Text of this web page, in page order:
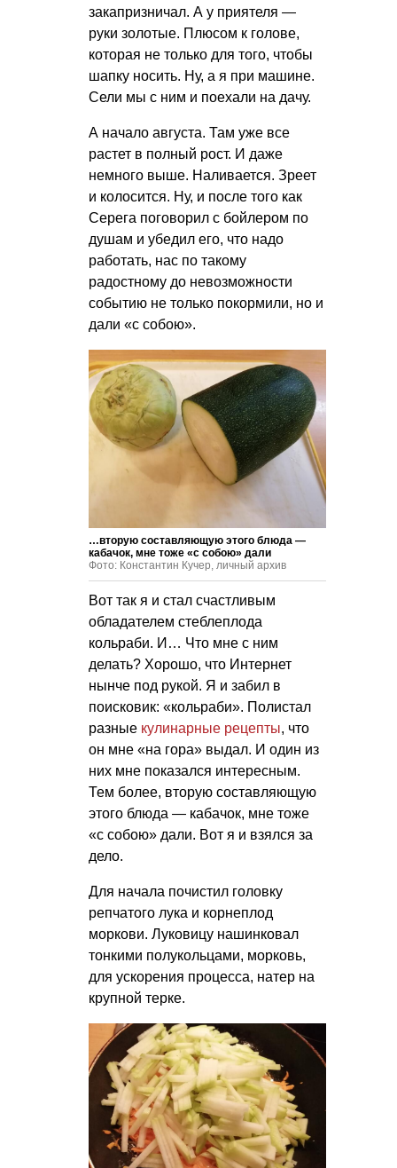
закапризничал. А у приятеля —
руки золотые. Плюсом к голове,
которая не только для того, чтобы
шапку носить. Ну, а я при машине.
Сели мы с ним и поехали на дачу.
А начало августа. Там уже все
растет в полный рост. И даже
немного выше. Наливается. Зреет
и колосится. Ну, и после того как
Серега поговорил с бойлером по
душам и убедил его, что надо
работать, нас по такому
радостному до невозможности
событию не только покормили, но и
дали «с собою».
…вторую составляющую этого блюда —
кабачок, мне тоже «с собою» дали
Фото: Константин Кучер, личный архив
Вот так я и стал счастливым
обладателем стеблеплода
кольраби. И… Что мне с ним
делать? Хорошо, что Интернет
нынче под рукой. Я и забил в
поисковик: «кольраби». Полистал
разные кулинарные рецепты, что
он мне «на гора» выдал. И один из
них мне показался интересным.
Тем более, вторую составляющую
этого блюда — кабачок, мне тоже
«с собою» дали. Вот я и взялся за
дело.
Для начала почистил головку
репчатого лука и корнеплод
моркови. Луковицу нашинковал
тонкими полукольцами, морковь,
для ускорения процесса, натер на
крупной терке.